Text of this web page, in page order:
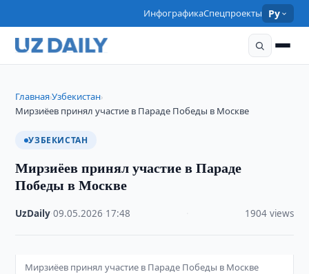
ИнфографикаСпецпроекты Ру
Главная›Узбекистан›
Мирзиёев принял участие в Параде Победы в Москве
УЗБЕКИСТАН
Мирзиёев принял участие в Параде
Победы в Москве
UzDaily ·09.05.2026 17:48 1904 views
Мирзиёев принял участие в Параде Победы в Москве